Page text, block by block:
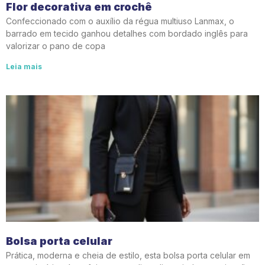
Flor decorativa em crochê
Confeccionado com o auxílio da régua multiuso Lanmax, o
barrado em tecido ganhou detalhes com bordado inglês para
valorizar o pano de copa
Leia mais
Bolsa porta celular
Prática, moderna e cheia de estilo, esta bolsa porta celular em